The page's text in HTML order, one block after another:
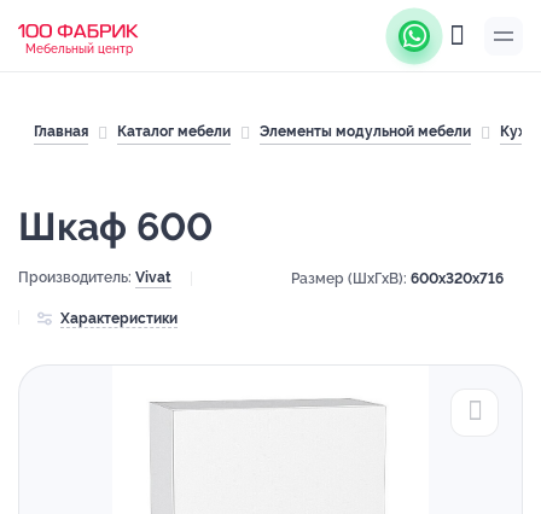
Мебельный центр
Главная Каталог мебели Элементы модульной мебели
Шкаф 600
Производитель: Vivat Размер (ШхГхВ): 600x320x716
Характеристики